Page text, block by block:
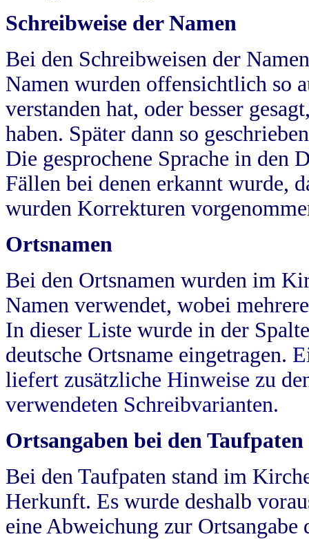
Schreibweise der Namen
Bei den Schreibweisen der
Namen wurden offensichtlich so
verstanden hat, oder besser
haben. Später dann so
Die gesprochene Sprache in
Fällen bei denen erkannt wurde,
wurden Korrekturen
Ortsnamen
Bei den Ortsnamen wurden im
Namen verwendet, wobei
In dieser Liste wurde in der
deutsche Ortsname eingetragen.
liefert zusätzliche Hinweise zu
verwendeten Schreibvarianten.
Ortsangaben bei den Taufpaten
Bei den Taufpaten stand im
Herkunft. Es wurde deshalb
eine Abweichung zur